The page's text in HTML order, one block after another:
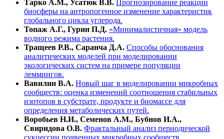
Тарко А.М., Усатюк В.В. Прогнозирование реакции
биосферы на антропогенное изменение характеристик
глобального цикла углерода.
Топаж А.Г., Гурин П.Д. «Минималистичная» модель
водного режима растения.
Тращеев Р.В., Саранча Д.А. Способы обоснования
аналитических моделей при моделировании
экологических систем на примере популяции
леммингов.
Вавилин В.А. Новый шаг в моделировании микробных
сообществ: оценка изменений соотношения стабильных
изотопов в субстрате, продукте и биомассе для
определения метаболических путей.
Воробьев Н.И., Семенов А.М., Бубнов И.А.,
Свиридова О.В. Фрактальный анализ периодической